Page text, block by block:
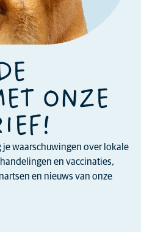
ONZE
waarschuwingen over lokale
en vaccinaties,
en nieuws van onze